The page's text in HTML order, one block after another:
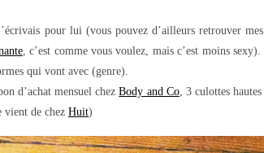
pour lui (vous pouvez d’ailleurs retrouver
, c’est comme vous voulez, mais c’est moins
qui vont avec (genre).
d’achat mensuel chezBody and Co, 3 culottes
vient de chez Huit)